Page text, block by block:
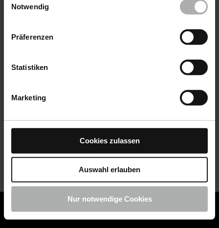
Einstellungen zu den Cookies finden Sie unter
Notwendig
Präferenzen
Statistiken
Marketing
Cookies zulassen
Auswahl erlauben
Nur notwendige Cookies
COLOURLOCK ist jetzt Teil von KochChemie -
COLOURLOCK Produkte shoppen